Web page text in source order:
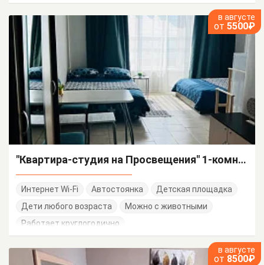
в августе
от 5500₽
"Квартира-студия на Просвещения" 1-комнатная квартира-студия
Интернет Wi-Fi Автостоянка
Детская площадка
Дети любого возраста
Можно с животными
Работает круглогодично
в августе
от 8500₽